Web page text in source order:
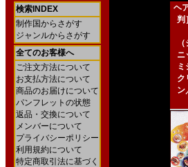
検索INDEX
制作国からさがす
ジャンルからさがす
全てのお客様へ
ご注文方法について
お支払方法について
商品のお届けについて
パンフレットの状態
返品・交換について
メンバーについて
プライバシーポリシー
利用規約について
特定商取引法に基づく
ヘ
判
ニ
ク
ン